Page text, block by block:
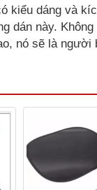
kiểu dáng và
dán này.
nó sẽ là